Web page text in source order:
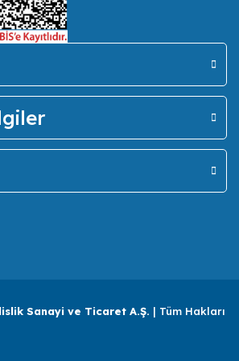
Sanayi ve Ticaret A.Ş. | Tüm Hakları